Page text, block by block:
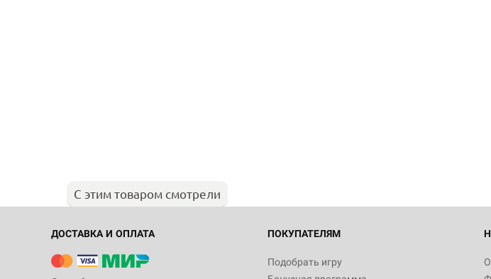
С этим товаром смотрели
ДОСТАВКА И ОПЛАТА ПОКУПАТЕЛЯМ
Подобрать игру